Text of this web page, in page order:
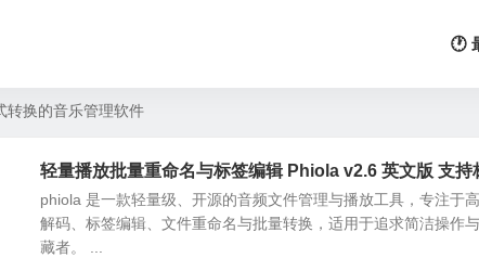
🕐
转换的音乐管理软件
轻量播放批量重命名与标签编辑 Phiola v2.6 英文版 支持
phiola 是一款轻量级、开源的音频文件管理与播放工具，专注于
解码、标签编辑、文件重命名与批量转换，适用于追求简洁操作
藏者。 ...